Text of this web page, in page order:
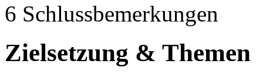
6 Schlussbemerkungen
Zielsetzung & Themen